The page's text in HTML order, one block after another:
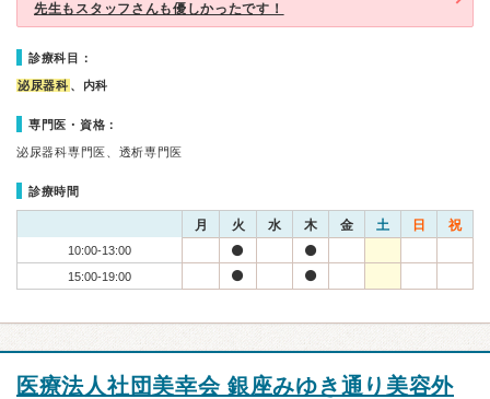
先生もスタッフさんも優しかったです！
診療科目：
泌尿器科 、内科
専門医・資格：
泌尿器科専門医、透析専門医
診療時間
月 火 水 木 金 土 日 祝
10:00-13:00
15:00-19:00
医療法人社団美幸会 銀座みゆき通り美容外